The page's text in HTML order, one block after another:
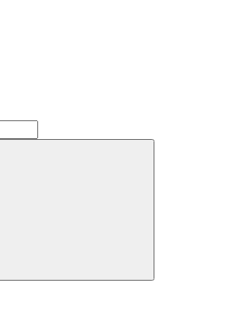
Suchen